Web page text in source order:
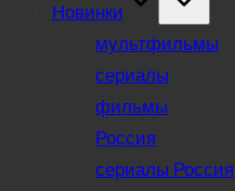
Новинки
мультфильмы
сериалы
фильмы
Россия
сериалы Россия